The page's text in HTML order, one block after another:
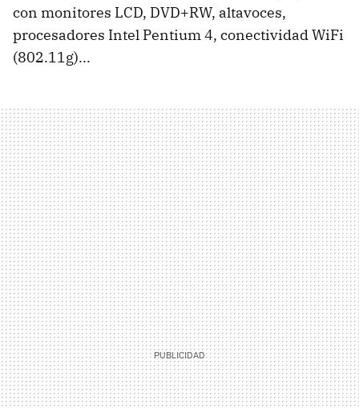
con monitores LCD, DVD+RW, altavoces,
procesadores Intel Pentium 4, conectividad WiFi
(802.11g)...